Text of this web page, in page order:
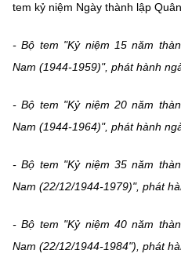
tem kỷ niệm Ngày thành lập
- Bộ tem "Kỷ niệm 15 năm
Nam (1944-1959)", phát hành
- Bộ tem "Kỷ niệm 20 năm
Nam (1944-1964)", phát hành
- Bộ tem "Kỷ niệm 35 năm
Nam (22/12/1944-1979)", phát
- Bộ tem "Kỷ niệm 40 năm
Nam (22/12/1944-1984"), phát